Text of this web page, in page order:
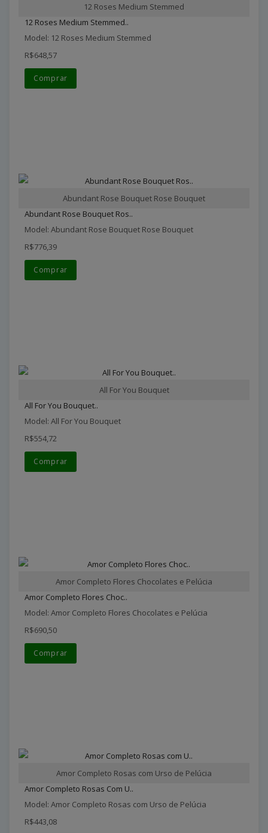
12 Roses Medium Stemmed
12 Roses Medium Stemmed..
Model: 12 Roses Medium Stemmed
R$648,57
Comprar
Abundant Rose Bouquet Rose Bouquet
Abundant Rose Bouquet Ros..
Model: Abundant Rose Bouquet Rose Bouquet
R$776,39
Comprar
All For You Bouquet
All For You Bouquet..
Model: All For You Bouquet
R$554,72
Comprar
Amor Completo Flores Chocolates e Pelúcia
Amor Completo Flores Choc..
Model: Amor Completo Flores Chocolates e Pelúcia
R$690,50
Comprar
Amor Completo Rosas com Urso de Pelúcia
Amor Completo Rosas Com U..
Model: Amor Completo Rosas com Urso de Pelúcia
R$443,08